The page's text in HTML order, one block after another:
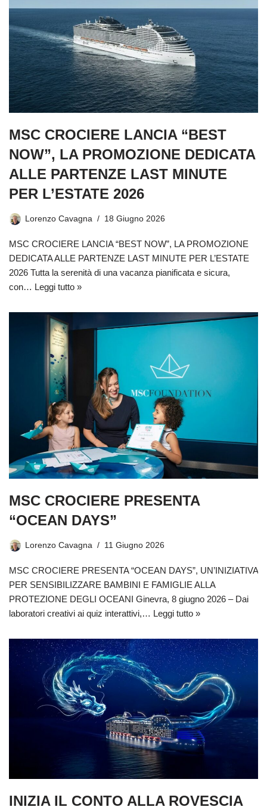
MSC CROCIERE LANCIA “BEST
NOW”, LA PROMOZIONE DEDICATA
ALLE PARTENZE LAST MINUTE
PER L’ESTATE 2026
Lorenzo Cavagna 18 Giugno 2026
MSC CROCIERE LANCIA “BEST NOW”, LA PROMOZIONE
DEDICATA ALLE PARTENZE LAST MINUTE PER L’ESTATE
2026 Tutta la serenità di una vacanza pianificata e sicura,
con… Leggi tutto »
MSC CROCIERE PRESENTA
“OCEAN DAYS”
Lorenzo Cavagna 11 Giugno 2026
MSC CROCIERE PRESENTA “OCEAN DAYS”, UN’INIZIATIVA
PER SENSIBILIZZARE BAMBINI E FAMIGLIE ALLA
PROTEZIONE DEGLI OCEANI Ginevra, 8 giugno 2026 – Dai
laboratori creativi ai quiz interattivi,… Leggi tutto »
INIZIA IL CONTO ALLA ROVESCIA